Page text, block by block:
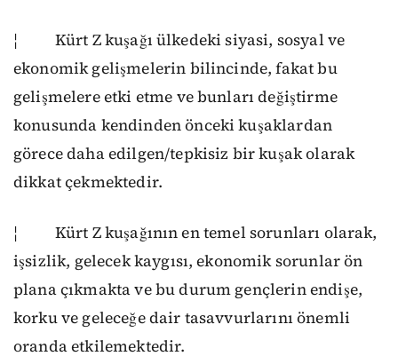
¦ Kürt Z kuşağı ülkedeki siyasi, sosyal ve
ekonomik gelişmelerin bilincinde, fakat bu
gelişmelere etki etme ve bunları değiştirme
konusunda kendinden önceki kuşaklardan
görece daha edilgen/tepkisiz bir kuşak olarak
dikkat çekmektedir.
¦ Kürt Z kuşağının en temel sorunları olarak,
işsizlik, gelecek kaygısı, ekonomik sorunlar ön
plana çıkmakta ve bu durum gençlerin endişe,
korku ve geleceğe dair tasavvurlarını önemli
oranda etkilemektedir.